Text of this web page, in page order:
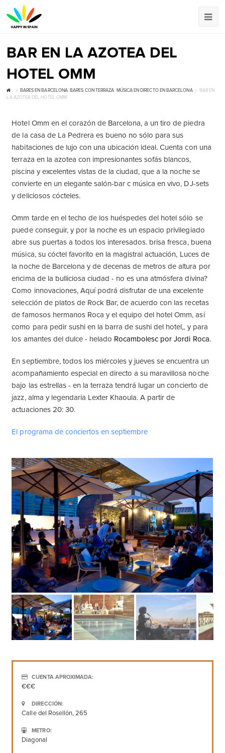
BAR EN LA AZOTEA DEL
HOTEL OMM
BARES EN BARCELONA, BARES CON TERRAZA, MÚSICA EN DIRECTO EN BARCELONA
BAR EN
LA AZOTEA DEL HOTEL OMM
Hotel Omm en el corazón de Barcelona, ​​a un tiro de piedra
de la casa de La Pedrera es bueno no sólo para sus
habitaciones de lujo con una ubicación ideal. Cuenta con una
terraza en la azotea con impresionantes sofás blancos,
piscina y excelentes vistas de la ciudad, que a la noche se
convierte en un elegante salón-bar c música en vivo, DJ-sets
y deliciosos cócteles.
Omm tarde en el techo de los huéspedes del hotel sólo se
puede conseguir, y por la noche es un espacio privilegiado
abre sus puertas a todos los interesados. brisa fresca, buena
música, su cóctel favorito en la magistral actuación, Luces de
la noche de Barcelona y de decenas de metros de altura por
encima de la bulliciosa ciudad - no es una atmósfera divina?
Como innovaciones, Aquí podrá disfrutar de una excelente
selección de platos de Rock Bar, de acuerdo con las recetas
de famosos hermanos Roca y el equipo del hotel Omm, así
como para pedir sushi en la barra de sushi del hotel,, y para
los amantes del dulce - helado Rocambolesc por Jordi Roca.
En septiembre, todos los miércoles y jueves se encuentra un
acompañamiento especial en directo a su maravillosa noche
bajo las estrellas - en la terraza tendrá lugar un concierto de
jazz, alma y legendaria Lexter Khaoula. A partir de
actuaciones 20: 30.
El programa de conciertos en septiembre
CUENTA APROXIMADA:
€€€
DIRECCIÓN:
Calle del Rosellón, 265
METRO:
Diagonal